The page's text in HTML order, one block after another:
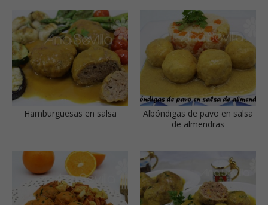
Hamburguesas en salsa
Albóndigas de pavo en salsa
de almendras